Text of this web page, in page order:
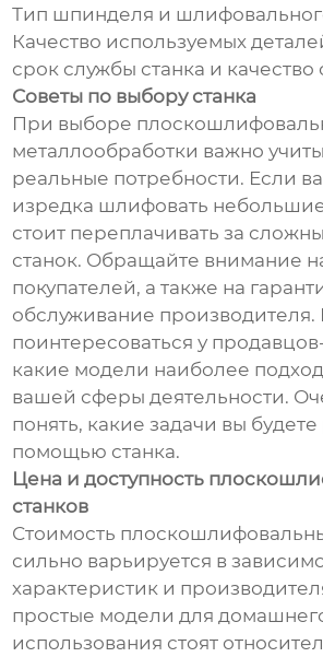
Тип шпинделя и
Качество используемых
срок службы станка и качество
Советы по выбору станка
При выборе
металлообработки важно
реальные потребности. Если
изредка шлифовать небольшие
стоит переплачивать за
станок. Обращайте внимание
покупателей, а также на
обслуживание производителя.
поинтересоваться у
какие модели наиболее
вашей сферы деятельности.
понять, какие задачи вы
помощью станка.
Цена и доступность
станков
Стоимость
сильно варьируется в
характеристик и
простые модели для
использования стоят